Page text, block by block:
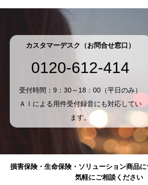
カスタマーデスク（お問合せ窓口）
0120-612-414
受付時間：9：30～18：00（平日のみ）
ＡＩによる用件受付録音にも対応してい
ます。
損害保険・生命保険・ソリューション商品
気軽にご相談ください